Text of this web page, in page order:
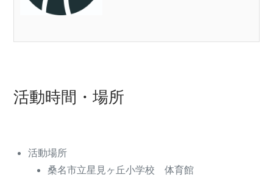
活動時間・場所
活動場所
桑名市立星見ヶ丘小学校 体育館